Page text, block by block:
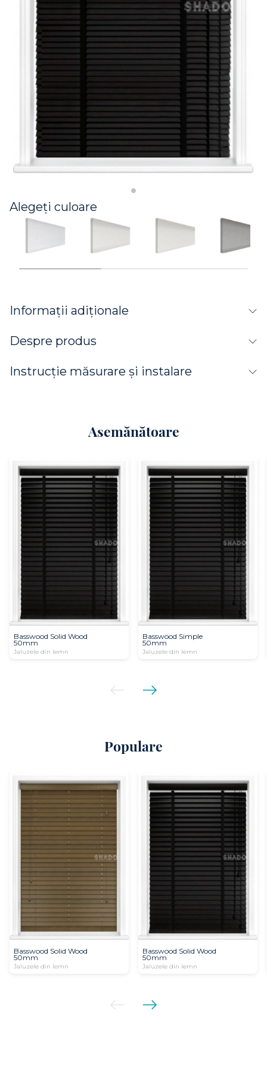
Alegeți culoare
Informații adiționale
Despre produs
Instrucție măsurare și instalare
Asemănătoare
Basswood Solid Wood
50mm
Jaluzele din lemn
Basswood Simple
50mm
Jaluzele din lemn
Populare
Basswood Solid Wood
50mm
Jaluzele din lemn
Basswood Solid Wood
50mm
Jaluzele din lemn